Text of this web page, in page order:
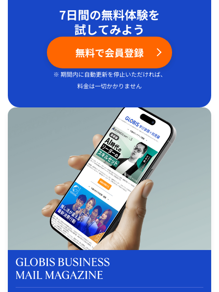
7日間の無料体験を
試してみよう
無料で会員登録
※ 期間内に自動更新を停止いただければ、
料金は一切かかりません